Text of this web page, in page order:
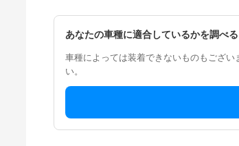
あなたの車種に適合しているかを調べる
車種によっては装着できないものもござ
い。